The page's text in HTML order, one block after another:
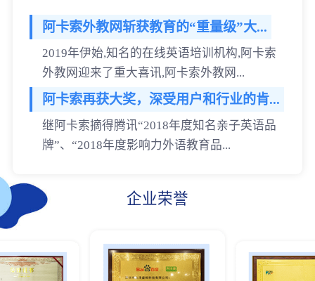
阿卡索外教网斩获教育的“重量级”大...
2019年伊始,知名的在线英语培训机构,阿卡索
外教网迎来了重大喜讯,阿卡索外教网...
阿卡索再获大奖，深受用户和行业的肯...
继阿卡索摘得腾讯“2018年度知名亲子英语品
牌”、“2018年度影响力外语教育品...
企业荣誉